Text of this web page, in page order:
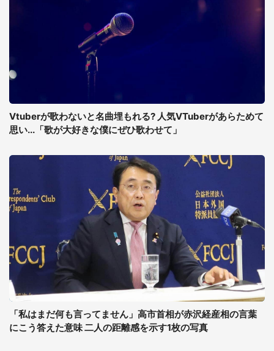
Vtuberが歌わないと名曲埋もれる? 人気VTuberがあらためて
思い...「歌が大好きな僕にぜひ歌わせて」
「私はまだ何も言ってません」高市首相が赤沢経産相の言葉
にこう答えた意味 二人の距離感を示す1枚の写真